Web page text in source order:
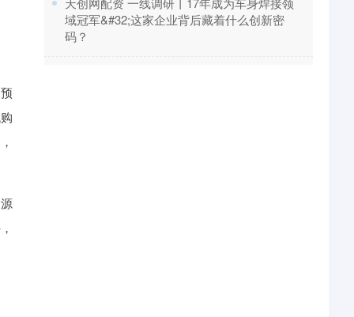
域冠军&#32;这家企业背后藏着什么创新密
码？